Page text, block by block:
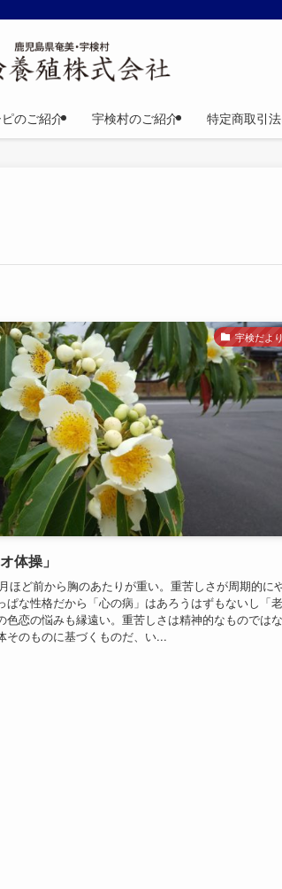
のご紹介 宇検村のご紹介 特定商取引
宇検だより
体操」
ほど前から胸のあたりが重い。重苦しさが周期的に
ぱな性格だから「心の病」はあろうはずもないし「
色恋の悩みも縁遠い。重苦しさは精神的なものではな
そのものに基づくものだ、い...